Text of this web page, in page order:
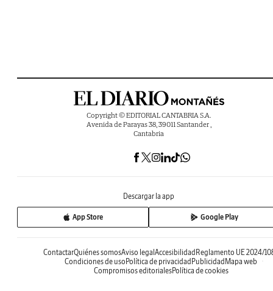
Copyright © EDITORIAL CANTABRIA S.A.
Avenida de Parayas 38, 39011 Santander ,
Cantabria
Descargar la app
App Store Google Play
ContactarQuiénes somosAviso legalAccesibilidadReglamento UE 2024/
Condiciones de usoPolítica de privacidadPublicidadMapa web
Compromisos editorialesPolítica de cookies